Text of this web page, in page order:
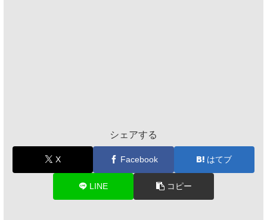
シェアする
X Facebook はてブ
LINE コピー